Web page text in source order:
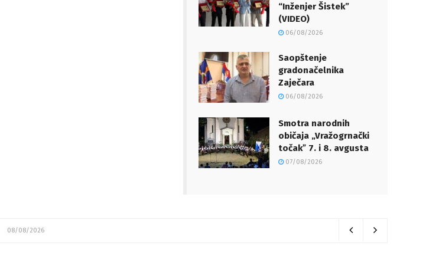
“Inženjer Šistek”
(VIDEO)
06/08/2026
Saopštenje
gradonačelnika
Zaječara
06/08/2026
Smotra narodnih
običaja „Vražogrnački
točakˮ 7. i 8. avgusta
07/08/2026
08/08/2026